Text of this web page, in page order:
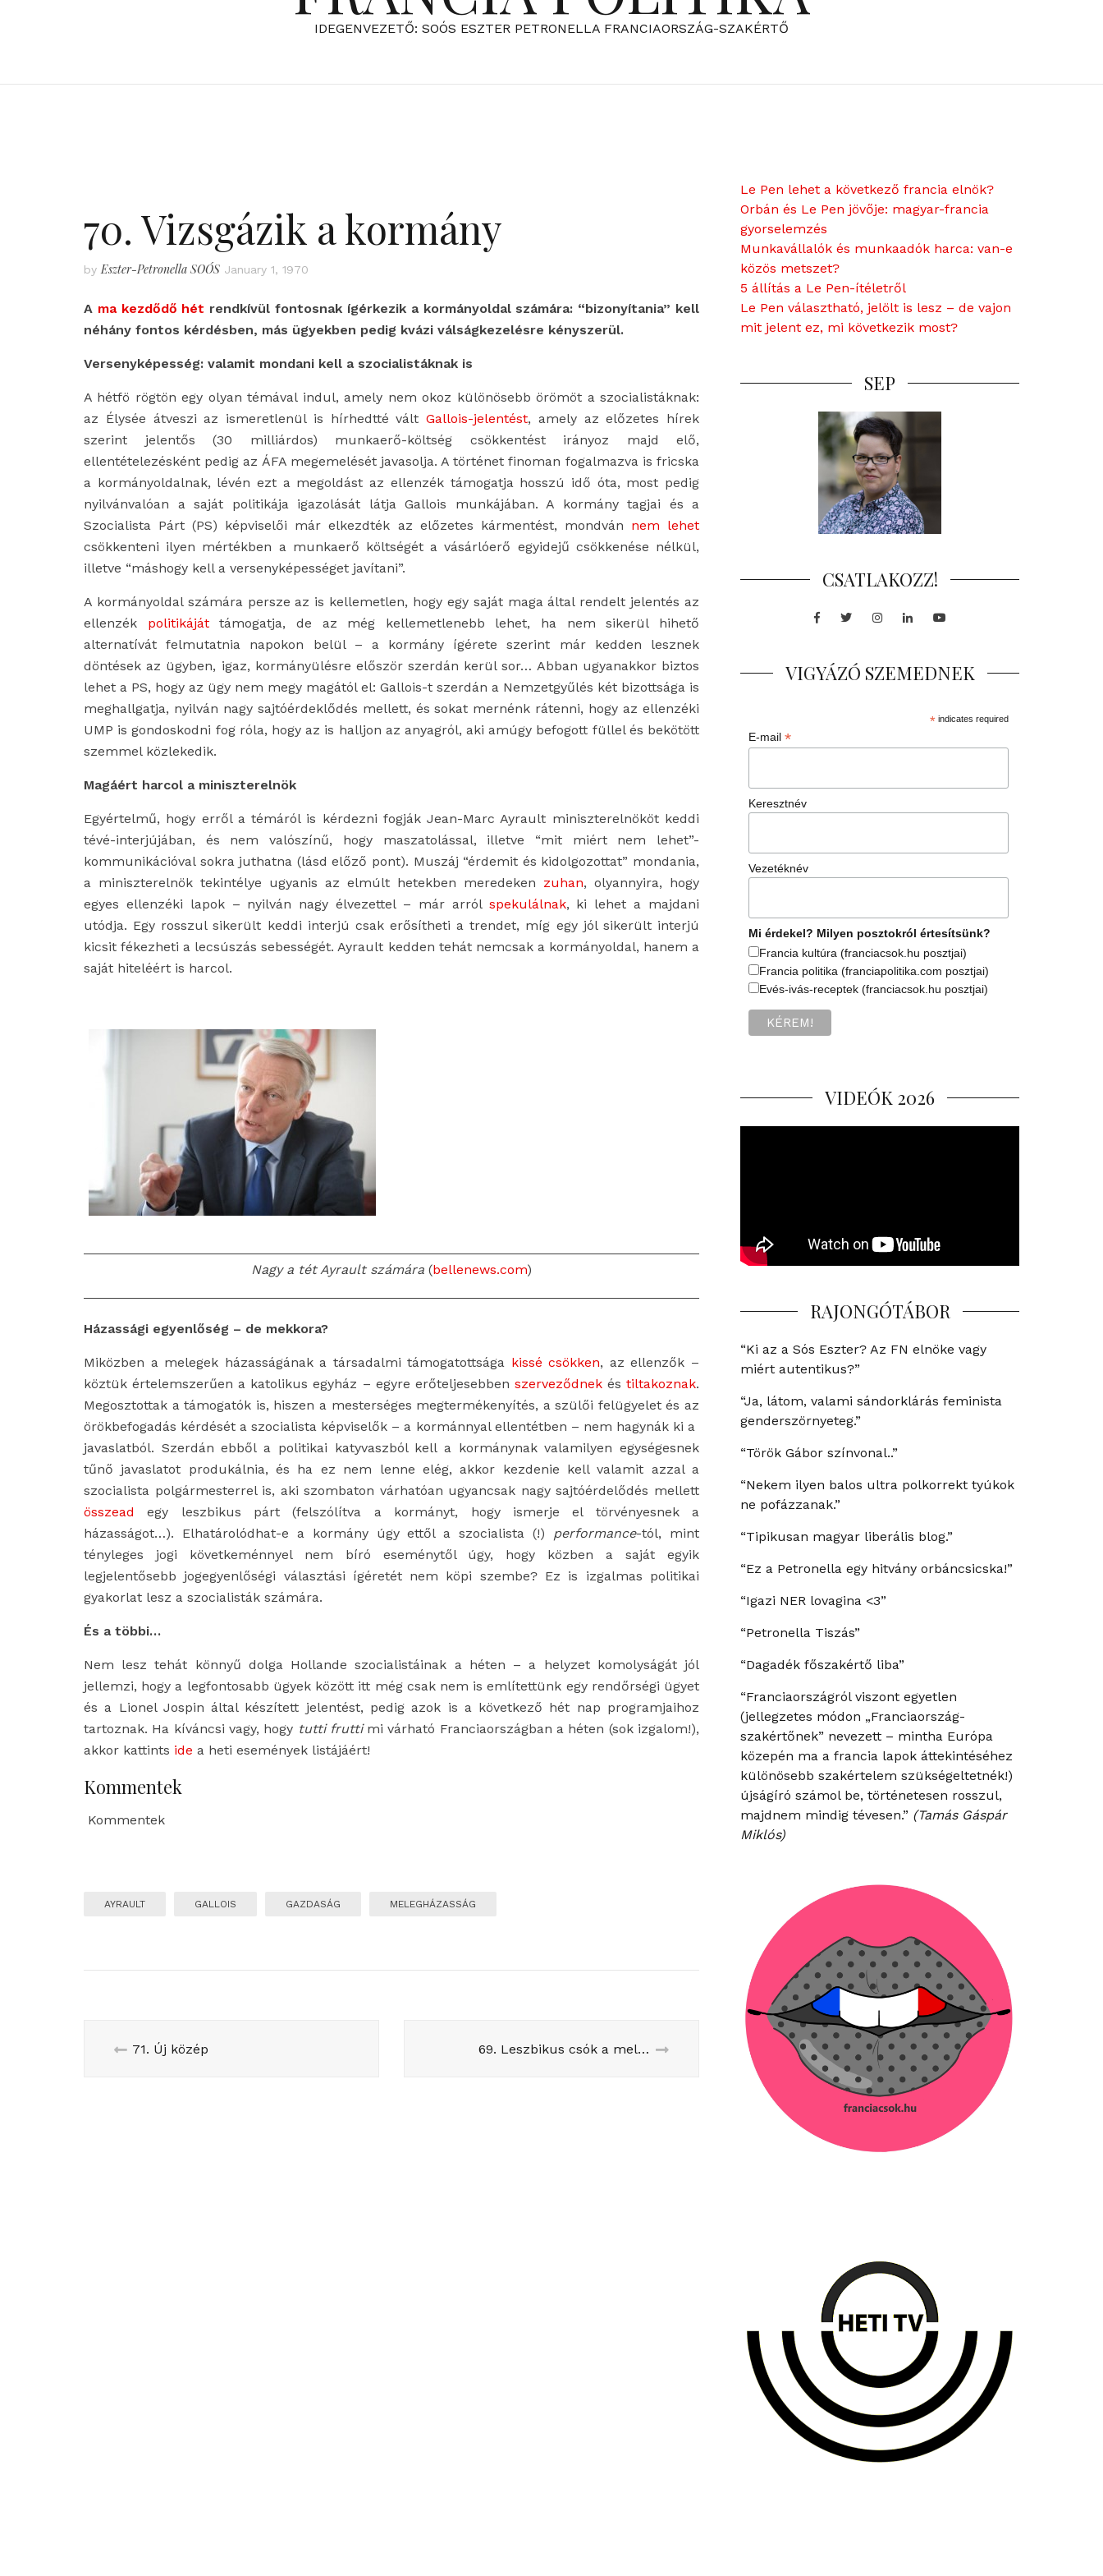
IDEGENVEZETŐ: SOÓS ESZTER PETRONELLA FRANCIAORSZÁG-SZAKÉRTŐ
70. Vizsgázik a kormány
by Eszter-Petronella SOÓS January 1, 1970
A ma kezdődő hét rendkívül fontosnak ígérkezik a kormányoldal számára: “bizonyítania” kell
néhány fontos kérdésben, más ügyekben pedig kvázi válságkezelésre kényszerül.
Versenyképesség: valamit mondani kell a szocialistáknak is
A hétfö rögtön egy olyan témával indul, amely nem okoz különösebb örömöt a szocialistáknak:
az Élysée átveszi az ismeretlenül is hírhedtté vált Gallois-jelentést, amely az előzetes hírek
szerint jelentős (30 milliárdos) munkaerő-költség csökkentést irányoz majd elő,
ellentételezésként pedig az ÁFA megemelését javasolja. A történet finoman fogalmazva is fricska
a kormányoldalnak, lévén ezt a megoldást az ellenzék támogatja hosszú idő óta, most pedig
nyilvánvalóan a saját politikája igazolását látja Gallois munkájában. A kormány tagjai és a
Szocialista Párt (PS) képviselői már elkezdték az előzetes kármentést, mondván nem lehet
csökkenteni ilyen mértékben a munkaerő költségét a vásárlóerő egyidejű csökkenése nélkül,
illetve “máshogy kell a versenyképességet javítani”.
A kormányoldal számára persze az is kellemetlen, hogy egy saját maga által rendelt jelentés az
ellenzék politikájáttámogatja, de az még kellemetlenebb lehet, ha nem sikerül hihető
alternatívát felmutatnia napokon belül – a kormány ígérete szerint már kedden lesznek
döntések az ügyben, igaz, kormányülésre először szerdán kerül sor… Abban ugyanakkor biztos
lehet a PS, hogy az ügy nem megy magától el: Gallois-t szerdán a Nemzetgyűlés két bizottsága is
meghallgatja, nyilván nagy sajtóérdeklődés mellett, és sokat mernénk rátenni, hogy az ellenzéki
UMP is gondoskodni fog róla, hogy az is halljon az anyagról, aki amúgy befogott füllel és bekötött
szemmel közlekedik.
Magáért harcol a miniszterelnök
Egyértelmű, hogy erről a témáról is kérdezni fogják Jean-Marc Ayrault miniszterelnököt keddi
tévé-interjújában, és nem valószínű, hogy maszatolással, illetve “mit miért nem lehet”-
kommunikációval sokra juthatna (lásd előző pont). Muszáj “érdemit és kidolgozottat” mondania,
a miniszterelnök tekintélye ugyanis az elmúlt hetekben meredeken zuhan, olyannyira, hogy
egyes ellenzéki lapok – nyilván nagy élvezettel – már arról spekulálnak, ki lehet a majdani
utódja. Egy rosszul sikerült keddi interjú csak erősítheti a trendet, míg egy jól sikerült interjú
kicsit fékezheti a lecsúszás sebességét. Ayrault kedden tehát nemcsak a kormányoldal, hanem a
saját hiteléért is harcol.
Nagy a tét Ayrault számára (bellenews.com)
Házassági egyenlőség – de mekkora?
Miközben a melegek házasságának a társadalmi támogatottsága kissé csökken, az ellenzők –
köztük értelemszerűen a katolikus egyház – egyre erőteljesebben szerveződnekéstiltakoznak.
Megosztottak a támogatók is, hiszen a mesterséges megtermékenyítés, a szülői felügyelet és az
örökbefogadás kérdését a szocialista képviselők – a kormánnyal ellentétben – nem hagynák ki a
javaslatból. Szerdán ebből a politikai katyvaszból kell a kormánynak valamilyen egységesnek
tűnő javaslatot produkálnia, és ha ez nem lenne elég, akkor kezdenie kell valamit azzal a
szocialista polgármesterrel is, aki szombaton várhatóan ugyancsak nagy sajtóérdelődés mellett
összead
egy leszbikus párt (felszólítva a kormányt, hogy ismerje el törvényesnek a
házasságot…). Elhatárolódhat-e a kormány úgy ettől a szocialista (!) performance-tól, mint
tényleges jogi követkeménnyel nem bíró eseménytől úgy, hogy közben a saját egyik
legjelentősebb jogegyenlőségi választási ígéretét nem köpi szembe? Ez is izgalmas politikai
gyakorlat lesz a szocialisták számára.
És a többi…
Nem lesz tehát könnyű dolga Hollande szocialistáinak a héten – a helyzet komolyságát jól
jellemzi, hogy a legfontosabb ügyek között itt még csak nem is említettünk egy rendőrségi ügyet
és a Lionel Jospin által készített jelentést, pedig azok is a következő hét nap programjaihoz
tartoznak. Ha kíváncsi vagy, hogy tutti fruttimi várható Franciaországban a héten (sok izgalom!),
akkor kattints ide a heti események listájáért!
Kommentek
Kommentek
AYRAULT GALLOIS GAZDASÁG MELEGHÁZASSÁG
71. Új közép 69. Leszbikus csók a melegházasságért
Le Pen lehet a következő francia elnök?
Orbán és Le Pen jövője: magyar-francia
gyorselemzés
Munkavállalók és munkaadók harca: van-e
közös metszet?
5 állítás a Le Pen-ítéletről
Le Pen választható, jelölt is lesz – de vajon
mit jelent ez, mi következik most?
SEP
CSATLAKOZZ!
Facebook
TwitterInstagram
LinkedInYoutube
VIGYÁZÓ SZEMEDNEK
*indicates required
E-mail*
Keresztnév
Vezetéknév
Mi érdekel? Milyen posztokról értesítsünk?
Francia kultúra (franciacsok.hu posztjai)
Francia politika (franciapolitika.com posztjai)
Evés-ivás-receptek (franciacsok.hu posztjai)
VIDEÓK 2026
RAJONGÓTÁBOR
“Ki az a Sós Eszter? Az FN elnöke vagy
miért autentikus?”
“Ja, látom, valami sándorklárás feminista
genderszörnyeteg.”
“Török Gábor színvonal..”
“Nekem ilyen balos ultra polkorrekt tyúkok
ne pofázzanak.”
“Tipikusan magyar liberális blog.”
“Ez a Petronella egy hitvány orbáncsicska!”
“Igazi NER lovagina <3”
“Petronella Tiszás”
“Dagadék főszakértő liba”
“Franciaországról viszont egyetlen
(jellegzetes módon „Franciaország-
szakértőnek” nevezett – mintha Európa
közepén ma a francia lapok áttekintéséhez
különösebb szakértelem szükségeltetnék!)
újságíró számol be, történetesen rosszul,
majdnem mindig tévesen.” (Tamás Gáspár
Miklós)